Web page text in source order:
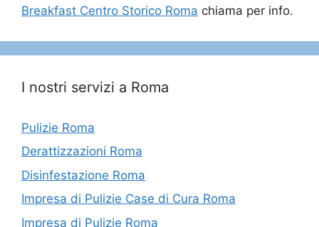
Breakfast Centro Storico Roma chiama per info.
I nostri servizi a Roma
Pulizie Roma
Derattizzazioni Roma
Disinfestazione Roma
Impresa di Pulizie Case di Cura Roma
Impresa di Pulizie Roma